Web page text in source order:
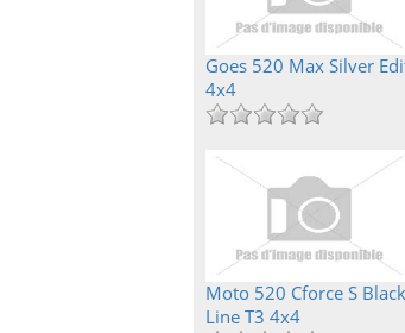
Goes 520 Max Silver
4x4
Moto 520 Cforce S Black
Line T3 4x4